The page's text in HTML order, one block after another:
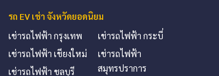
รถ EV เช่า จังหวัดยอดนิยม
เช่ารถไฟฟ้า กรุงเทพ
เช่ารถไฟฟ้า เชียงใหม่
เช่ารถไฟฟ้า ชลบุรี
เช่ารถไฟฟ้า กระบี่
เช่ารถไฟฟ้า
สมุทรปราการ